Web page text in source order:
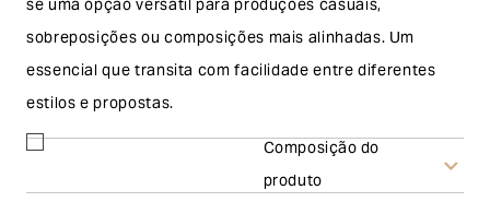
se uma opção versátil para produções casuais,
sobreposições ou composições mais alinhadas. Um
essencial que transita com facilidade entre diferentes
estilos e propostas.
Composição do
produto